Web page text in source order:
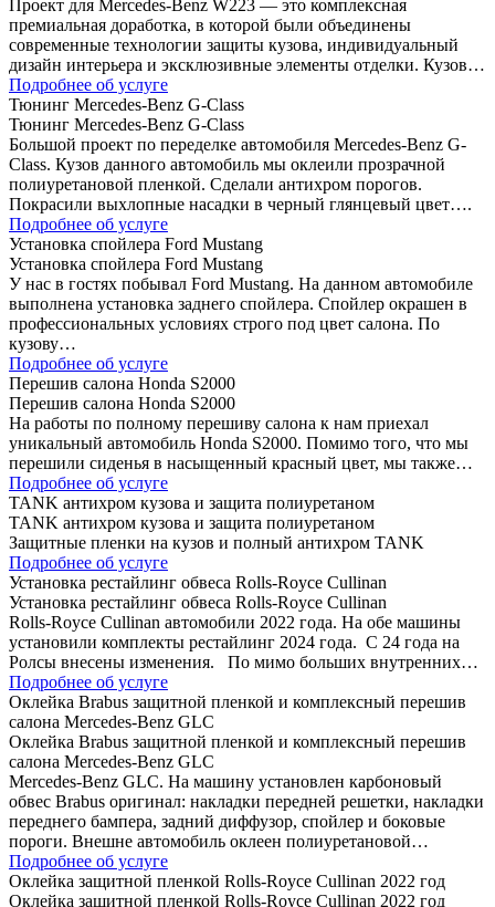
Проект для Mercedes-Benz W223 — это комплексная
премиальная доработка, в которой были объединены
современные технологии защиты кузова, индивидуальный
дизайн интерьера и эксклюзивные элементы отделки. Кузов…
Подробнее об услуге
Тюнинг Mercedes-Benz G-Class
Тюнинг Mercedes-Benz G-Class
Большой проект по переделке автомобиля Mercedes-Benz G-
Class. Кузов данного автомобиль мы оклеили прозрачной
полиуретановой пленкой. Сделали антихром порогов.
Покрасили выхлопные насадки в черный глянцевый цвет….
Подробнее об услуге
Установка спойлера Ford Mustang
Установка спойлера Ford Mustang
У нас в гостях побывал Ford Mustang. На данном автомобиле
выполнена установка заднего спойлера. Спойлер окрашен в
профессиональных условиях строго под цвет салона. По
кузову…
Подробнее об услуге
Перешив салона Honda S2000
Перешив салона Honda S2000
На работы по полному перешиву салона к нам приехал
уникальный автомобиль Honda S2000. Помимо того, что мы
перешили сиденья в насыщенный красный цвет, мы также…
Подробнее об услуге
TANK антихром кузова и защита полиуретаном
TANK антихром кузова и защита полиуретаном
Защитные пленки на кузов и полный антихром TANK
Подробнее об услуге
Установка рестайлинг обвеса Rolls-Royce Cullinan
Установка рестайлинг обвеса Rolls-Royce Cullinan
Rolls-Royce Cullinan автомобили 2022 года. На обе машины
установили комплекты рестайлинг 2024 года. C 24 года на
Ролсы внесены изменения. По мимо больших внутренних…
Подробнее об услуге
Оклейка Brabus защитной пленкой и комплексный перешив
салона Mercedes-Benz GLC
Оклейка Brabus защитной пленкой и комплексный перешив
салона Mercedes-Benz GLC
Mercedes-Benz GLC. На машину установлен карбоновый
обвес Brabus оригинал: накладки передней решетки, накладки
переднего бампера, задний диффузор, спойлер и боковые
пороги. Внешне автомобиль оклеен полиуретановой…
Подробнее об услуге
Оклейка защитной пленкой Rolls-Royce Cullinan 2022 год
Оклейка защитной пленкой Rolls-Royce Cullinan 2022 год